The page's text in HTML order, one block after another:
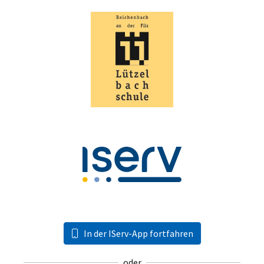
In der IServ-App fortfahren